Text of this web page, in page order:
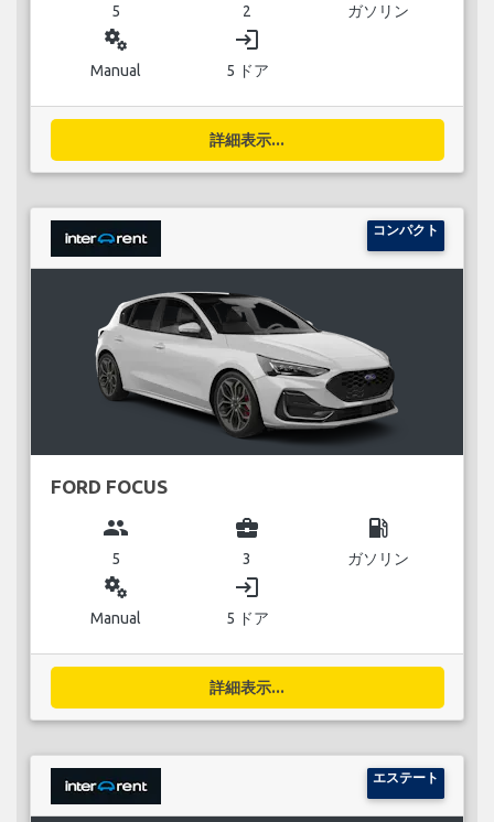
5 2 ガソリン
miscellaneous_services
Manual
login
5 ドア
詳細表示...
コンパクト
FORD FOCUS
group
5
business_center
3
local_gas_station
ガソリン
miscellaneous_services
Manual
login
5 ドア
詳細表示...
エステート